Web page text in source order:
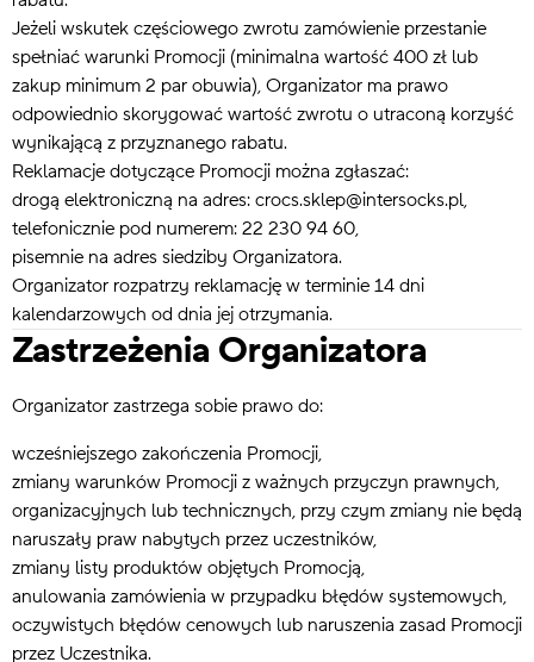
Jeżeli wskutek częściowego zwrotu zamówienie przestanie
spełniać warunki Promocji (minimalna wartość 400 zł lub
zakup minimum 2 par obuwia), Organizator ma prawo
odpowiednio skorygować wartość zwrotu o utraconą korzyść
wynikającą z przyznanego rabatu.
Reklamacje dotyczące Promocji można zgłaszać:
drogą elektroniczną na adres: crocs.sklep@intersocks.pl,
telefonicznie pod numerem: 22 230 94 60,
pisemnie na adres siedziby Organizatora.
Organizator rozpatrzy reklamację w terminie 14 dni
kalendarzowych od dnia jej otrzymania.
Zastrzeżenia Organizatora
Organizator zastrzega sobie prawo do:
wcześniejszego zakończenia Promocji,
zmiany warunków Promocji z ważnych przyczyn prawnych,
organizacyjnych lub technicznych, przy czym zmiany nie będą
naruszały praw nabytych przez uczestników,
zmiany listy produktów objętych Promocją,
anulowania zamówienia w przypadku błędów systemowych,
oczywistych błędów cenowych lub naruszenia zasad Promocji
przez Uczestnika.